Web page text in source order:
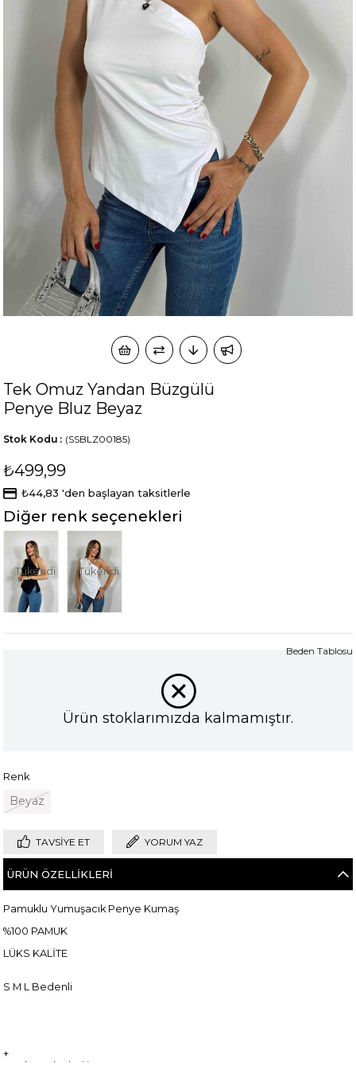
Tek Omuz Yandan Büzgülü
Penye Bluz Beyaz
(SSBLZ00185)
Stok Kodu
₺499,99
₺44,83 'den başlayan taksitlerle
Diğer renk seçenekleri
Tükendi Tükendi
Ürün stoklarımızda kalmamıştır.
Renk
Beyaz
Beden Tablosu
TAVSIYE ET YORUM YAZ
ÜRÜN ÖZELLIKLERI
Pamuklu Yumuşacık Penye Kumaş
%100 PAMUK
LÜKS KALİTE
S M L Bedenli
+
Manken ölçüleri ise;
okudum onay veriyorum.
Paylaştığım bilgilerin
KVKK kapsamında tarafınızca korunmasını, sms ve
WhatsApp üzerinden bilgilendirmeleri almayıkabul ediyorum.
Çevir Kazan